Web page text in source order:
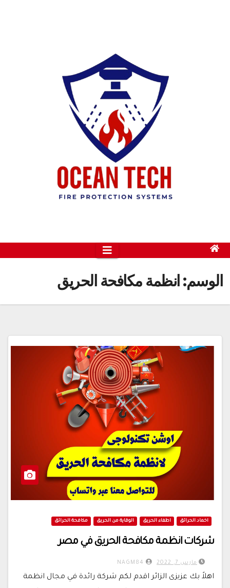
الوسم: انظمة مكافحة الحريق
اخماد الحرائق اطفاء الحريق الوقاية من الحريق مكافحة الحرائق
شركات انظمة مكافحة الحريق في مصر
مارس 7, 2022
اهلاً بك عزيزى الزائر اقدم لكم شركة رائدة في مجال انظمة